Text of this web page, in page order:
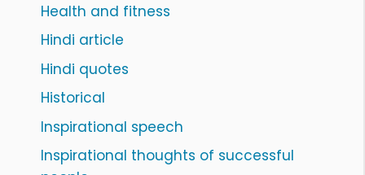
Health and fitness
Hindi article
Hindi quotes
Historical
Inspirational speech
Inspirational thoughts of successful